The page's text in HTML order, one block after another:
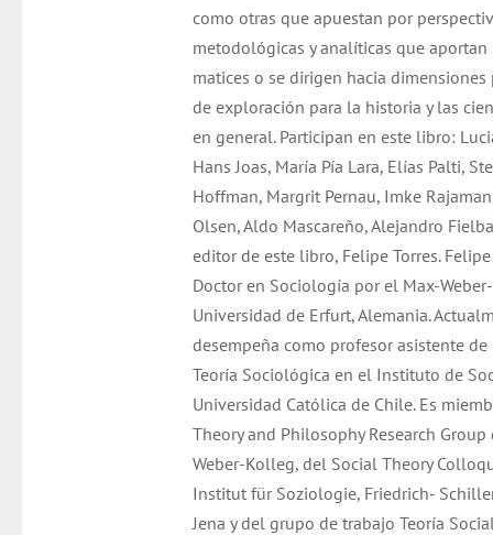
como otras que apuestan por
metodológicas y analíticas que aportan
matices o se dirigen hacia
de exploración para la historia y las
en general. Participan en este libro:
Hans Joas, María Pía Lara, Elías Palti,
Hoffman, Margrit Pernau, Imke
Olsen, Aldo Mascareño, Alejandro
editor de este libro, Felipe Torres. Felipe
Doctor en Sociología por el Max-
Universidad de Erfurt, Alemania.
desempeña como profesor asistente de
Teoría Sociológica en el Instituto de
Universidad Católica de Chile. Es
Theory and Philosophy Research
Weber-Kolleg, del Social Theory
Institut für Soziologie, Friedrich-
Jena y del grupo de trabajo Teoría